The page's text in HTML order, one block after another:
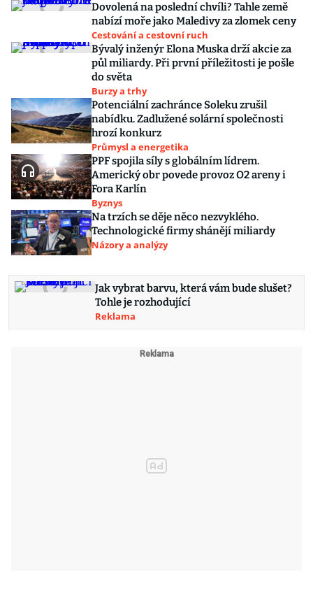
Dovolená na poslední chvíli? Tahle země
nabízí moře jako Maledivy za zlomek ceny
Cestování a cestovní ruch
Bývalý inženýr Elona Muska drží akcie za
půl miliardy. Při první příležitosti je pošle
do světa
Burzy a trhy
Potenciální zachránce Soleku zrušil
nabídku. Zadlužené solární společnosti
hrozí konkurz
Průmysl a energetika
PPF spojila síly s globálním lídrem.
Americký obr povede provoz O2 areny i
Fora Karlín
Byznys
Na trzích se děje něco nezvyklého.
Technologické firmy shánějí miliardy
Názory a analýzy
Jak vybrat barvu, která vám bude slušet?
Tohle je rozhodující
Reklama